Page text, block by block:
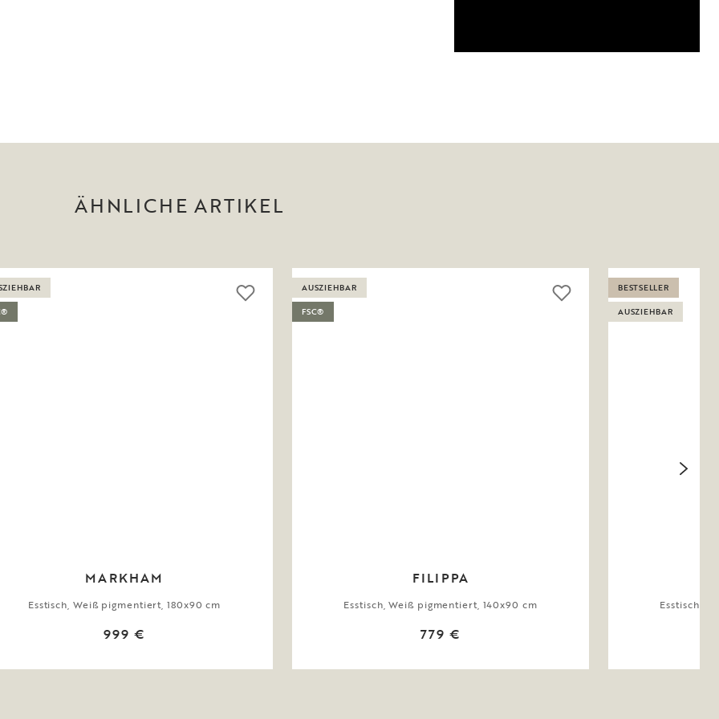
ÄHNLICHE ARTIKEL
MARKHAM
Esstisch, Weiß pigmentiert, 180x90 cm
999 €
FILIPPA
Esstisch, Weiß pigmentiert, 140x90 cm
779 €
AUSZIEHBAR
FSC®
Esstisch,
BESTSELLER
AUSZIEHBAR